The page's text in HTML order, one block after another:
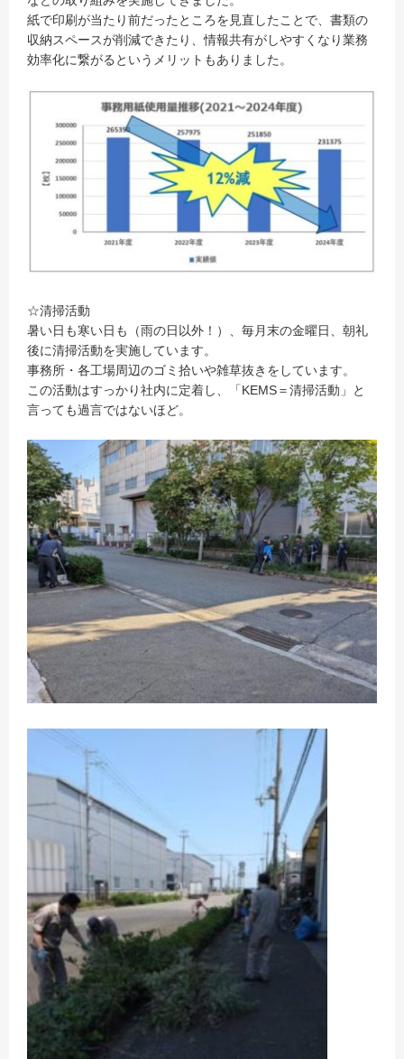
紙で印刷が当たり前だったところを見直したことで、書類の
収納スペースが削減できたり、情報共有がしやすくなり業務
効率化に繋がるというメリットもありました。
☆清掃活動
暑い日も寒い日も（雨の日以外！）、毎月末の金曜日、朝礼
後に清掃活動を実施しています。
事務所・各工場周辺のゴミ拾いや雑草抜きをしています。
この活動はすっかり社内に定着し、「KEMS＝清掃活動」と
言っても過言ではないほど。